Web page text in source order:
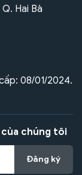
Hai Bà
08/01/2024.
chúng tôi
Đăng ký